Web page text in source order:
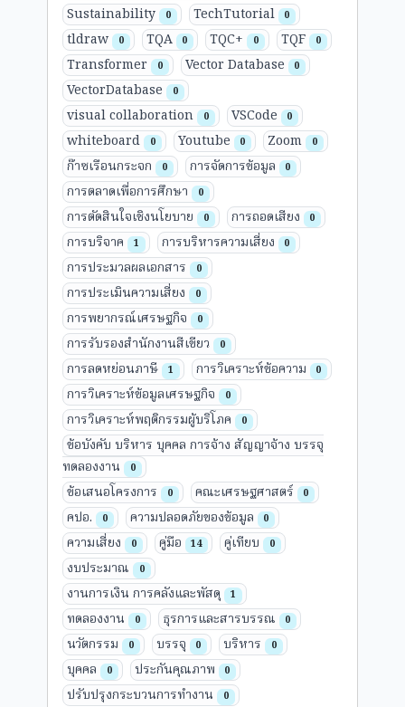
Sustainability 0 TechTutorial 0
tldraw 0 TQA 0 TQC+ 0 TQF 0
Transformer 0 Vector Database 0
VectorDatabase 0
visual collaboration 0 VSCode 0
whiteboard 0 Youtube 0 Zoom 0
ก๊าซเรือนกระจก 0 การจัดการข้อมูล 0
การตลาดเพื่อการศึกษา 0
การตัดสินใจเชิงนโยบาย 0 การถอดเสียง 0
การบริจาค 1 การบริหารความเสี่ยง 0
การประมวลผลเอกสาร 0
การประเมินความเสี่ยง 0
การพยากรณ์เศรษฐกิจ 0
การรับรองสำนักงานสีเขียว 0
การลดหย่อนภาษี 1 การวิเคราะห์ข้อความ 0
การวิเคราะห์ข้อมูลเศรษฐกิจ 0
การวิเคราะห์พฤติกรรมผู้บริโภค 0
ข้อบังคับ บริหาร บุคคล การจ้าง สัญญาจ้าง บรรจุ
ทดลองงาน
0
ข้อเสนอโครงการ 0 คณะเศรษฐศาสตร์ 0
คปอ. 0 ความปลอดภัยของข้อมูล 0
ความเสี่ยง 0 คู่มือ 14 คู่เทียบ 0
งบประมาณ 0
งานการเงิน การคลังและพัสดุ 1
ทดลองงาน 0 ธุรการและสารบรรณ 0
นวัตกรรม 0 บรรจุ 0 บริหาร 0
บุคคล 0 ประกันคุณภาพ 0
ปรับปรุงกระบวนการทำงาน 0